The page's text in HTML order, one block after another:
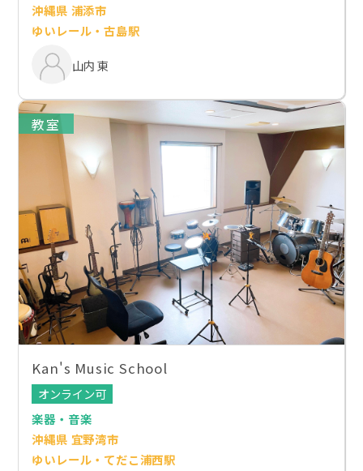
沖縄県 浦添市
ゆいレール・古島駅
山内 東
教室
Kan's Music School
オンライン可
楽器・音楽
沖縄県 宜野湾市
ゆいレール・てだこ浦西駅